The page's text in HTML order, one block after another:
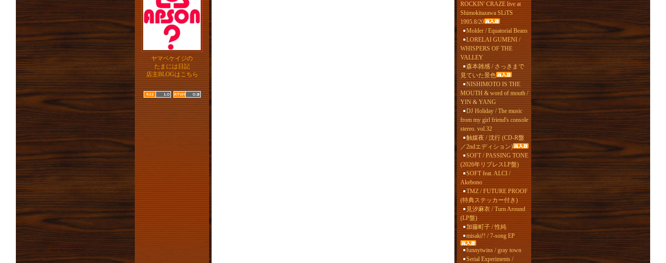
ヤマベケイジの
たまには日記
店主BLOGはこちら
ROCKIN' CRAZE live at
Shimokitazawa SLiTS
1995.8/20
Molder / Equatorial Beans
LORELAI GUMENI /
WHISPERS OF THE
VALLEY
森本雑感 / さっきまで
見ていた景色
NISHIMOTO IS THE
MOUTH & word of mouth /
YIN & YANG
DJ Holiday / The music
from my girl friend's console
stereo. vol.32
触媒夜 / 沈行 (CD-R盤
／2ndエディション)
SOFT / PASSING TONE
(2026年リプレスLP盤)
SOFT feat. ALCI /
Akebono
TMZ / FUTURE PROOF
(特典ステッカー付き)
見汐麻衣 / Turn Around
(LP盤)
加藤町子 / 性純
misaki!! / 7-song EP
funnytwins / gray town
Serial Experiments /